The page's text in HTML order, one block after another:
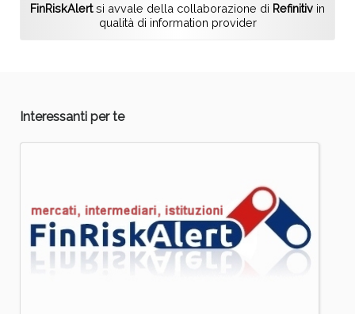
FinRiskAlertsi avvale della collaborazione di Refinitiv in
qualità di information provider
Interessanti per te